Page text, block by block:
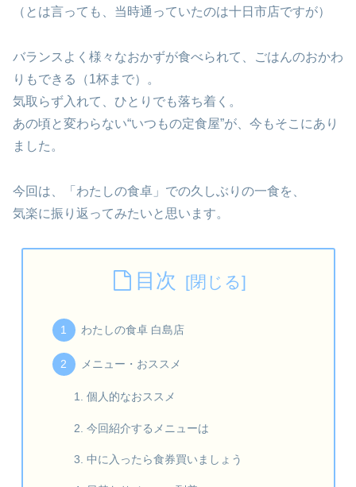
（とは言っても、当時通っていたのは十日市店ですが）
バランスよく様々なおかずが食べられて、ごはんのおかわ
りもできる（1杯まで）。
気取らず入れて、ひとりでも落ち着く。
あの頃と変わらない“いつもの定食屋”が、今もそこにあり
ました。
今回は、「わたしの食卓」での久しぶりの一食を、
気楽に振り返ってみたいと思います。
目次
わたしの食卓 白島店
メニュー・おススメ
個人的なおススメ
今回紹介するメニューは
中に入ったら食券買いましょう